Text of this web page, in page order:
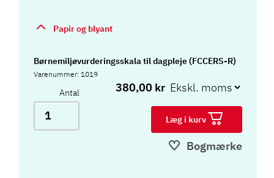
Papir og blyant
Børnemiljøvurderingsskala til dagpleje (FCCERS-R)
Varenummer: 1019
Antal 380,00 kr
Læg i kurv
Bogmærke